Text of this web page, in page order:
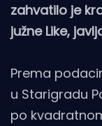
zahvatilo je
južne Like,
Prema
u Starigradu
po